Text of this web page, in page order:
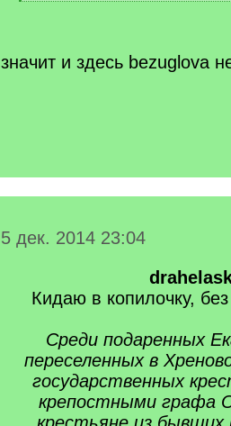
[
значит и здесь bezuglova
5 дек. 2014 23:04
Кидаю в копилочку,
Среди подаренных
переселенных в
государственных
крепостными графа